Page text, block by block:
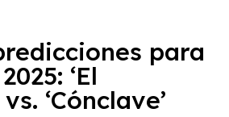
para
‘El
‘Cónclave’